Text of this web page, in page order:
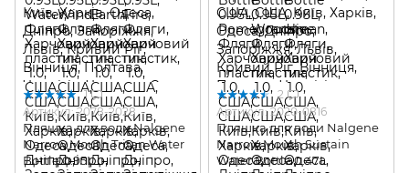
1
Артикул: 2078-2028
Пляшка для води Nalgene
Narrow Mouth Tritan Water
Bottle 0.95L
2
Артикул: 2020-0816
Пляшка для води Nalgene
Narrow Mouth Sustain
Water Bottle 0.47L